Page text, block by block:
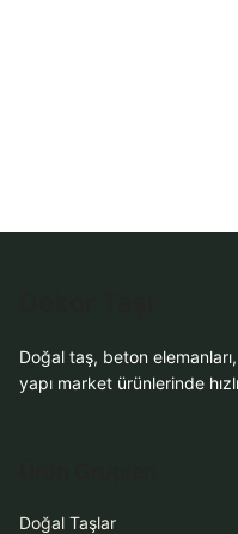
Doğal taş, beton
yapı market ürünlerinde
Doğal Taşlar